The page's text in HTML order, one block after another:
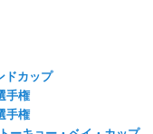
ドカップ
手権
手権